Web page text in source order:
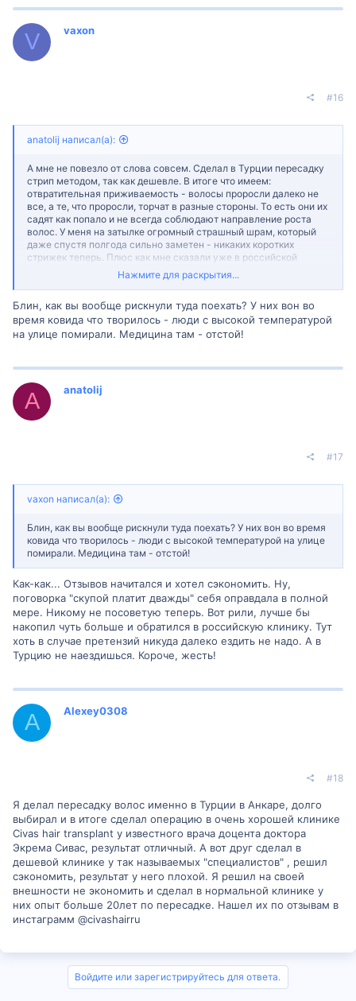
российскими клиниками. Дорого блин, но как-то оно
V vaxon
#16
anatolij написал(а):
А мне не повезло от слова совсем. Сделал в Турции пересадку
стрип методом, так как дешевле. В итоге что имеем:
отвратительная приживаемость - волосы проросли далеко не
все, а те, что проросли, торчат в разные стороны. То есть они их
садят как попало и не всегда соблюдают направление роста
волос. У меня на затылке огромный страшный шрам, который
даже спустя полгода сильно заметен - никаких коротких
стрижек теперь. Плюс как мне сказали уже в российской
клинике, мне так испортили донорскую зону, что теперь даже
если все переделывать - просто тупо не хватит донорского
смотрится неестественно, плюс неровная. Часть проблем
свфзываю с тем, что саму пересадку мне делал не хирург, врач,
который консультировал, а другие люди - стажеры, медсестры,
Блин, что делать теперь не знаю. Жалко потраченных денег.
Плюс как исправить ситуацию я тоже без понятия.
Нажмите для раскрытия...
Блин, как вы вообще рискнули туда поехать? У них вон во
время ковида что творилось - люди с высокой температурой
на улице помирали. Медицина там - отстой!
A anatolij
#17
vaxon написал(а):
Блин, как вы вообще рискнули туда поехать? У них вон во время
ковида что творилось - люди с высокой температурой на улице
помирали. Медицина там - отстой!
Как-как... Отзывов начитался и хотел сэкономить. Ну,
поговорка "скупой платит дважды" себя оправдала в полной
мере. Никому не посоветую теперь. Вот рили, лучше бы
накопил чуть больше и обратился в российскую клинику. Тут
хоть в случае претензий никуда далеко ездить не надо. А в
Турцию не наездишься. Короче, жесть!
A Alexey0308
#18
Я делал пересадку волос именно в Турции в Анкаре, долго
выбирал и в итоге сделал операцию в очень хорошей клинике
Civas hair transplant у известного врача доцента доктора
Экрема Сивас, результат отличный. А вот друг сделал в
дешевой клинике у так называемых "специалистов" , решил
сэкономить, результат у него плохой. Я решил на своей
внешности не экономить и сделал в нормальной клинике у
них опыт больше 20лет по пересадке. Нашел их по отзывам в
инстаграмм @civashairru
Войдите или зарегистрируйтесь для ответа.